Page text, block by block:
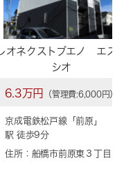
レオネクストブエノ エス
シオ
6.3万円 （管理費:6,000円）
京成電鉄松戸線「前原 」
駅 徒歩9分
住所：船橋市前原東３丁目